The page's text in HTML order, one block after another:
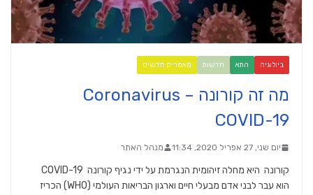
ביולוגיה התא חדשות מאמרים חדשים
מה זה קורונה Coronavirus –
COVID-19
יום שני, 27 אפריל 2020, 11:34 מנהל האתר
הוא עבר לבני אדם מבעלי חיים וארגון הבריאות העולמי (WHO) הכריז